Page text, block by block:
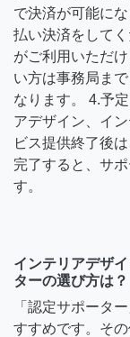
で決済が可能に
払い決済をして
がご利用いただ
い方は事務局ま
なります。 4.予
アデザイン、イ
ビス提供終了後
完了すると、サ
す。
インテリアデザ
ターの選び方は？
「認定サポータ
すすめです。そ